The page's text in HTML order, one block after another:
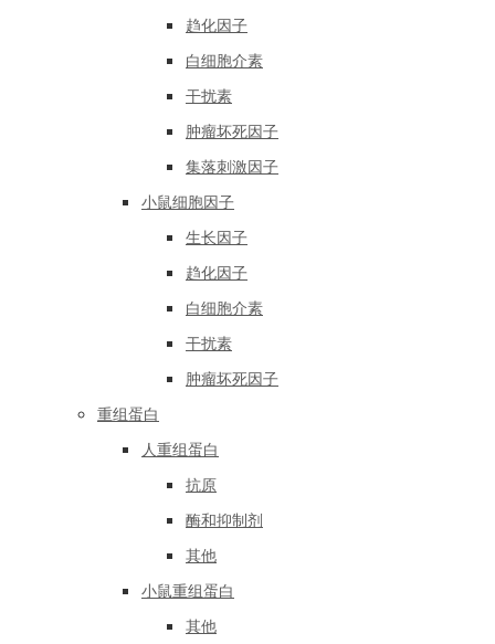
趋化因子
白细胞介素
干扰素
肿瘤坏死因子
集落刺激因子
小鼠细胞因子
生长因子
趋化因子
白细胞介素
干扰素
肿瘤坏死因子
重组蛋白
人重组蛋白
抗原
酶和抑制剂
其他
小鼠重组蛋白
其他